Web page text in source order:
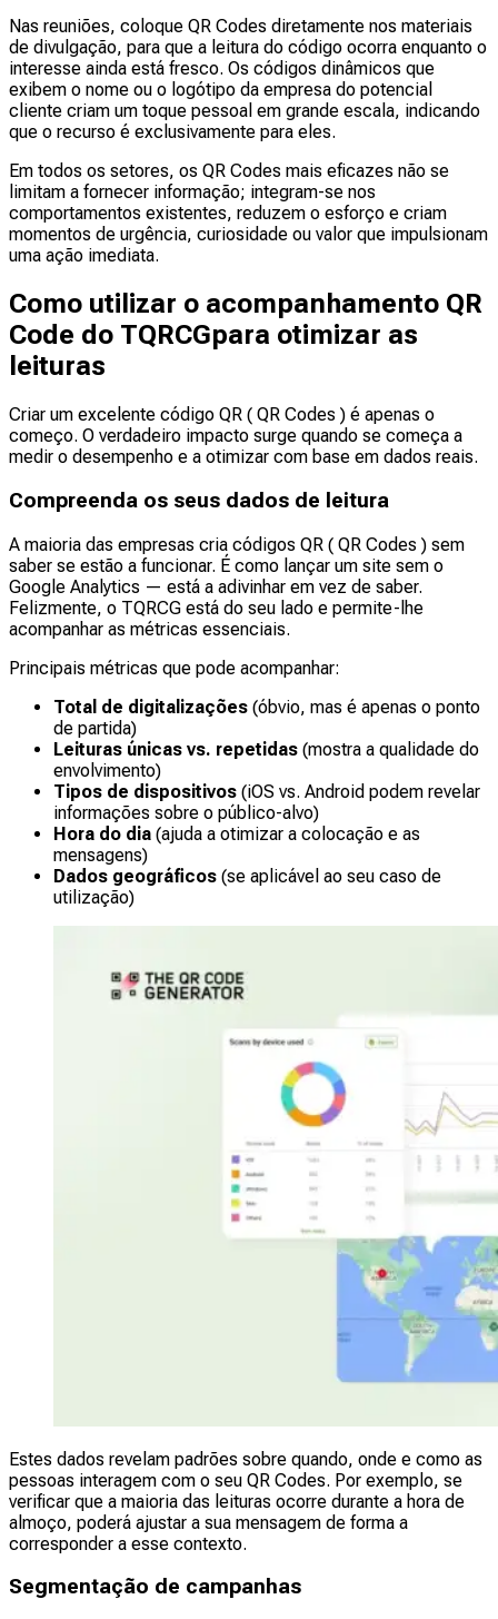
Nas reuniões, coloque QR Codes diretamente nos materiais
de divulgação, para que a leitura do código ocorra enquanto o
interesse ainda está fresco. Os códigos dinâmicos que
exibem o nome ou o logótipo da empresa do potencial
cliente criam um toque pessoal em grande escala, indicando
que o recurso é exclusivamente para eles.
Em todos os setores, os QR Codes mais eficazes não se
limitam a fornecer informação; integram-se nos
comportamentos existentes, reduzem o esforço e criam
momentos de urgência, curiosidade ou valor que impulsionam
uma ação imediata.
Como utilizar o acompanhamento QR
Code do TQRCGpara otimizar as
leituras
Criar um excelente código QR ( QR Codes ) é apenas o
começo. O verdadeiro impacto surge quando se começa a
medir o desempenho e a otimizar com base em dados reais.
Compreenda os seus dados de leitura
A maioria das empresas cria códigos QR ( QR Codes ) sem
saber se estão a funcionar. É como lançar um site sem o
Google Analytics — está a adivinhar em vez de saber.
Felizmente, o TQRCG está do seu lado e permite-lhe
acompanhar as métricas essenciais.
Principais métricas que pode acompanhar:
Total de digitalizações (óbvio, mas é apenas o ponto
de partida)
Leituras únicas vs. repetidas (mostra a qualidade do
envolvimento)
Tipos de dispositivos (iOS vs. Android podem revelar
informações sobre o público-alvo)
Hora do dia (ajuda a otimizar a colocação e as
mensagens)
Dados geográficos (se aplicável ao seu caso de
utilização)
Estes dados revelam padrões sobre quando, onde e como as
pessoas interagem com o seu QR Codes. Por exemplo, se
verificar que a maioria das leituras ocorre durante a hora de
almoço, poderá ajustar a sua mensagem de forma a
corresponder a esse contexto.
Segmentação de campanhas